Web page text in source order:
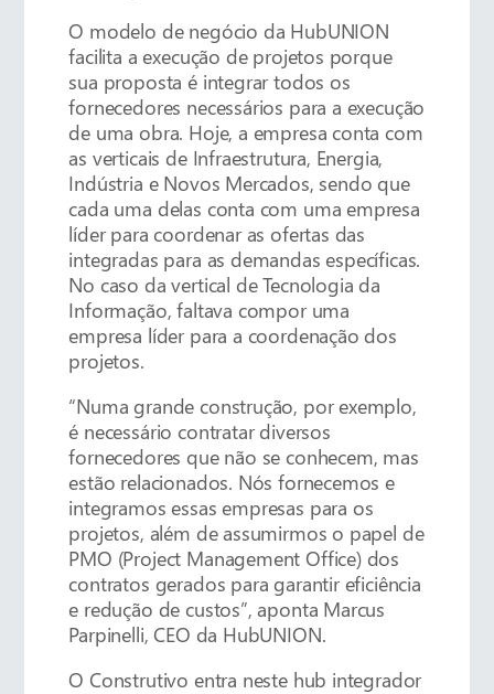
O modelo de negócio da HubUNION
facilita a execução de projetos porque
sua proposta é integrar todos os
fornecedores necessários para a execução
de uma obra. Hoje, a empresa conta com
as verticais de Infraestrutura, Energia,
Indústria e Novos Mercados, sendo que
cada uma delas conta com uma empresa
líder para coordenar as ofertas das
integradas para as demandas específicas.
No caso da vertical de Tecnologia da
Informação, faltava compor uma
empresa líder para a coordenação dos
projetos.
“Numa grande construção, por exemplo,
é necessário contratar diversos
fornecedores que não se conhecem, mas
estão relacionados. Nós fornecemos e
integramos essas empresas para os
projetos, além de assumirmos o papel de
PMO (Project Management Office) dos
contratos gerados para garantir eficiência
e redução de custos”, aponta Marcus
Parpinelli, CEO da HubUNION.
O Construtivo entra neste hub integrador